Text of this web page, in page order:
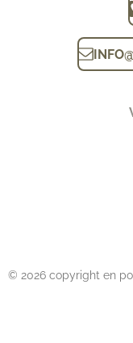
INFO
© 2026 copyright en